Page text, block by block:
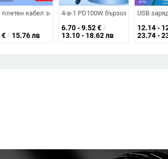
USB-C, дължина 1–2 м, бързо зареждане, за
към женски, аудио и видео кабел за данни,
плетен кабел за зареждане с бързо зареждане:
€ / 15.76 лв
4-в-1 PD100W бързозареждащ
6.70 - 9.52€ /
13.10 - 18.62 лв
USB
12.14 -
23.74 -